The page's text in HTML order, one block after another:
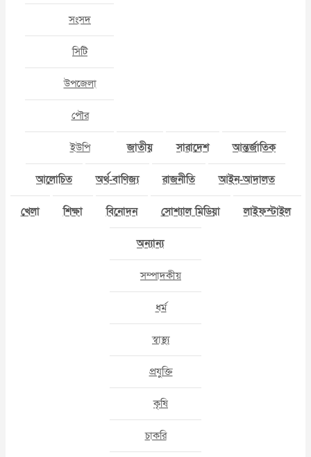
সংসদ
সিটি
উপজেলা
পৌর
ইউপি জাতীয় সারাদেশ আন্তর্জাতিক
আলোচিত অর্থ-বাণিজ্য রাজনীতি আইন-আদালত
খেলা শিক্ষা বিনোদন সোশ্যাল মিডিয়া লাইফস্টাইল
অন্যান্য
সম্পাদকীয়
ধর্ম
স্বাস্থ্য
প্রযুক্তি
কৃষি
চাকরি